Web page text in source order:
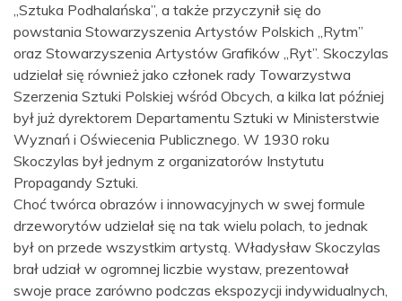
„Sztuka Podhalańska”, a także przyczynił się do
powstania Stowarzyszenia Artystów Polskich „Rytm”
oraz Stowarzyszenia Artystów Grafików „Ryt”. Skoczylas
udzielał się również jako członek rady Towarzystwa
Szerzenia Sztuki Polskiej wśród Obcych, a kilka lat później
był już dyrektorem Departamentu Sztuki w Ministerstwie
Wyznań i Oświecenia Publicznego. W 1930 roku
Skoczylas był jednym z organizatorów Instytutu
Propagandy Sztuki.
Choć twórca obrazów i innowacyjnych w swej formule
drzeworytów udzielał się na tak wielu polach, to jednak
był on przede wszystkim artystą. Władysław Skoczylas
brał udział w ogromnej liczbie wystaw, prezentował
swoje prace zarówno podczas ekspozycji indywidualnych,